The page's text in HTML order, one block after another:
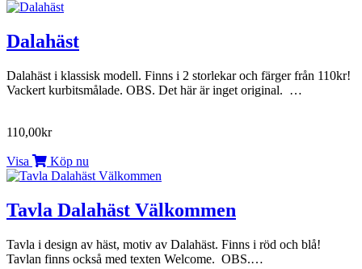
Dalahäst
Dalahäst i klassisk modell. Finns i 2 storlekar och färger från 110kr!
Vackert kurbitsmålade. OBS. Det här är inget original. …
110,00kr
Visa Köp nu
Tavla Dalahäst Välkommen
Tavla i design av häst, motiv av Dalahäst. Finns i röd och blå!
Tavlan finns också med texten Welcome. OBS.…